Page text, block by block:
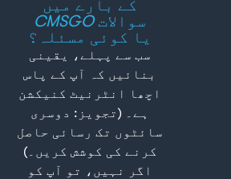
کے بارے میں
سوالاتCMSGO
یا کوئی مسئلہ؟
سب سے پہلے، یقینی
بنائیں کہ آپ کے پاس
اچھا انٹرنیٹ کنیکشن
ہے۔ (تجویز: دوسری
سائٹوں تک رسائی حاصل
کرنے کی کوشش کریں۔)
اگر نہیں، تو آپ کو